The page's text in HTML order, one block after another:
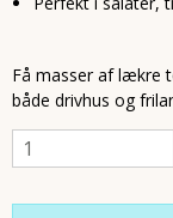
Få masser af lækre
både drivhus og